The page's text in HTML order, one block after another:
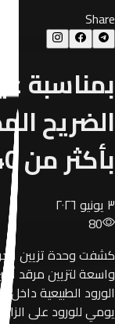
Share
بمناسبة
الضريح
بأكثر من 40 الف وردة طبيعية
٣ يونيو ٢٠٢٦
80
كشفت وحدة تزيين
واسعة لتزيين مرقد
الورود الطبيعية
يومي للورود على